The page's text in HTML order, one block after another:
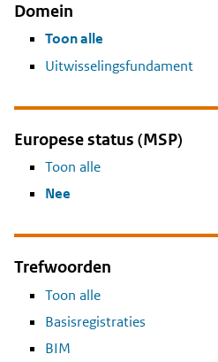
Domein
Toon alle
Uitwisselingsfundament
Europese status (MSP)
Toon alle
Nee
Trefwoorden
Toon alle
Basisregistraties
BIM